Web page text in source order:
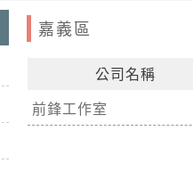
嘉義區
公司名稱
前鋒工作室